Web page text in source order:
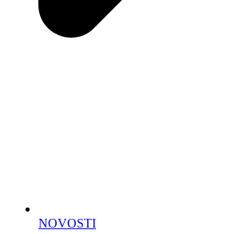
NOVOSTI